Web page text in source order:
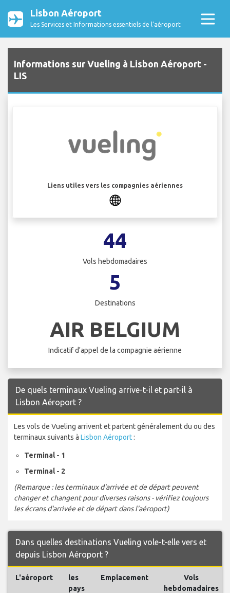
Lisbon Aéroport
Les Services et Informations essentiels de l’aéroport
Informations sur Vueling à Lisbon Aéroport -
LIS
Liens utiles vers les compagnies aériennes
44
Vols hebdomadaires
5
Destinations
AIR BELGIUM
Indicatif d'appel de la compagnie aérienne
De quels terminaux Vueling arrive-t-il et part-il à
Lisbon Aéroport ?
Les vols de Vueling arrivent et partent généralement du ou des
terminaux suivants à Lisbon Aéroport:
Terminal - 1
Terminal - 2
(Remarque : les terminaux d'arrivée et de départ peuvent
changer et changent pour diverses raisons - vérifiez toujours
les écrans d'arrivée et de départ dans l'aéroport)
Dans quelles destinations Vueling vole-t-elle vers et
depuis Lisbon Aéroport ?
L'aéroport
les
pays
Emplacement
Vols
hebdomadaires